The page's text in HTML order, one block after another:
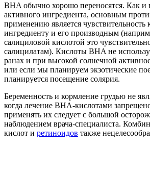
BHA обычно хорошо переносятся. Как и
активного ингредиента, основным
применению является чувствительность
ингредиенту и его производным
салициловой кислотой это
салицилатам). Кислоты BHA не
ранах и при высокой солнечной
или если мы планируем экзотические
планируется посещение солярия.
Беременность и кормление грудью не
когда лечение BHA-кислотами
применять их следует с большой
наблюдением врача-специалиста.
кислот и ретиноидов также